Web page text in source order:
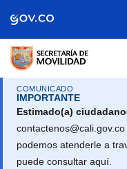
de
COMUNICADO
IMPORTANTE
Estimado(a)
podemos atenderle a
puede consultar aquí.